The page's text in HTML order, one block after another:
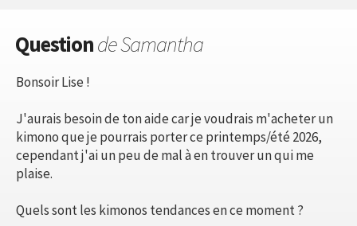
Questionde Samantha
Bonsoir Lise !
J'aurais besoin de ton aide car je voudrais m'acheter un
kimono que je pourrais porter ce printemps/été 2026,
cependant j'ai un peu de mal à en trouver un qui me
plaise.
Quels sont les kimonos tendances en ce moment ?